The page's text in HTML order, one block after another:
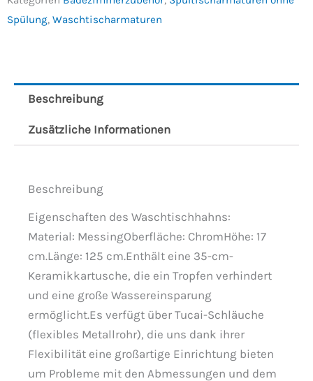
Spülung, Waschtischarmaturen
Beschreibung
Zusätzliche Informationen
Beschreibung
Eigenschaften des Waschtischhahns:
Material: MessingOberfläche: ChromHöhe: 17
cm.Länge: 125 cm.Enthält eine 35-cm-
Keramikkartusche, die ein Tropfen verhindert
und eine große Wassereinsparung
ermöglicht.Es verfügt über Tucai-Schläuche
(flexibles Metallrohr), die uns dank ihrer
Flexibilität eine großartige Einrichtung bieten
um Probleme mit den Abmessungen und dem